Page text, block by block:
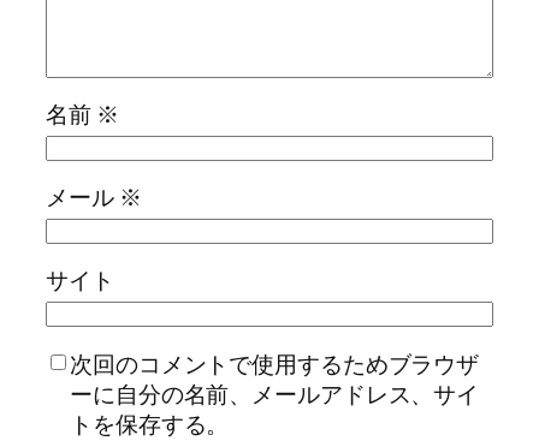
名前 ※
メール ※
サイト
次回のコメントで使用するためブラウザ
ーに自分の名前、メールアドレス、サイ
トを保存する。